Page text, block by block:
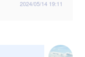
2024/05/14 19:11